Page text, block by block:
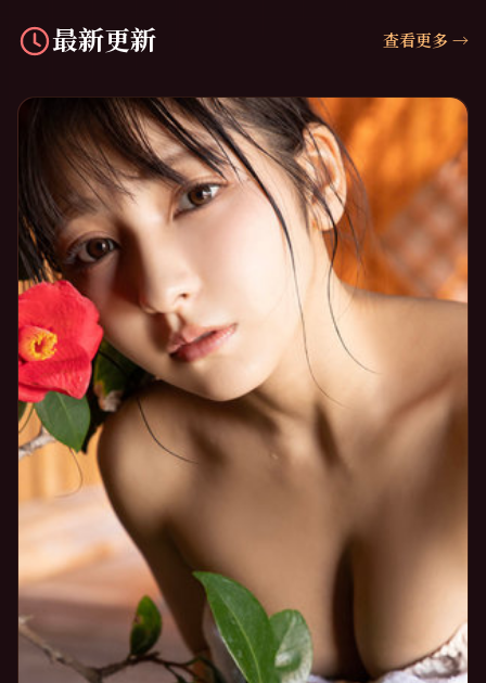
最新更新 查看更多 →